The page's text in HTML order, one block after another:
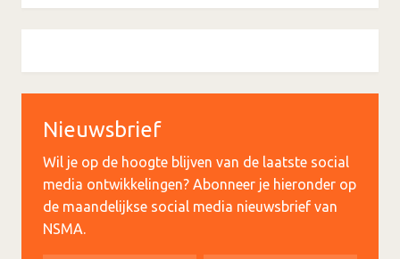
Nieuwsbrief
Wil je op de hoogte blijven van de laatste social
media ontwikkelingen? Abonneer je hieronder op
de maandelijkse social media nieuwsbrief van
NSMA.